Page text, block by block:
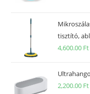
tisztító,
4,600.00 Ft
2,200.00 Ft